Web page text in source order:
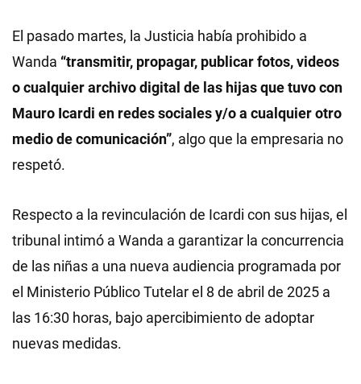
El pasado martes, la Justicia había prohibido a
Wanda “transmitir, propagar, publicar fotos, videos
o cualquier archivo digital de las hijas que tuvo con
Mauro Icardi en redes sociales y/o a cualquier otro
medio de comunicación”, algo que la empresaria no
respetó.
Respecto a la revinculación de Icardi con sus hijas, el
tribunal intimó a Wanda a garantizar la concurrencia
de las niñas a una nueva audiencia programada por
el Ministerio Público Tutelar el 8 de abril de 2025 a
las 16:30 horas, bajo apercibimiento de adoptar
nuevas medidas.